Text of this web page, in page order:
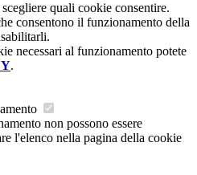
quali cookie consentire.
consentono il funzionamento della
necessari al funzionamento potete
.
non possono essere
l'elenco nella pagina della cookie